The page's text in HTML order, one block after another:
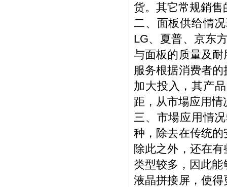
货。其它常规銷
二、面板供给情
LG、夏普、京东
与面板的质量及
服务根据消费者
加大投入，其产
距，从市場应用
三、市場应用情
种，除去在传统
除此之外，还在
类型较多，因此
液晶拼接屏，使